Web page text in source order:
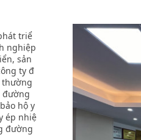
triể
nghiệp
sản
ty đ
thường
đường
hộ y
ép nhiệ
đường